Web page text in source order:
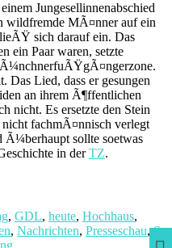
Jungesellinnenabschied
wildfremde MÃ¤nner auf ein
sich darauf ein. Das
ein Paar waren, setzte
Das Lied, dass er gesungen
an ihrem Ã¶ffentlichen
nicht. Es ersetzte den Stein
fachmÃ¤nnisch verlegt
Ã¼berhaupt sollte soetwas
in derTZ.
, GDL, heute, Hochhaus,
, Nachrichten, Presseschau,S-